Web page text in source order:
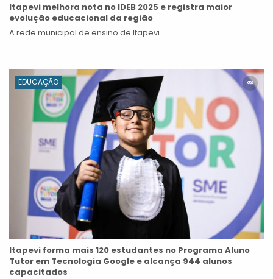
Itapevi melhora nota no IDEB 2025 e registra maior
evolução educacional da região
A rede municipal de ensino de Itapevi
EDUCAÇÃO
Itapevi forma mais 120 estudantes no Programa Aluno
Tutor em Tecnologia Google e alcança 944 alunos
capacitados